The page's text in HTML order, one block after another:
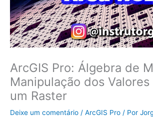
ArcGIS Pro: Álgebra de
Manipulação dos
um Raster
Deixe um comentário / ArcGIS Pro / Por